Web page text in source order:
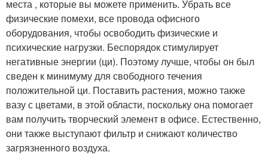
места , которые вы можете применить. Убрать все
физические помехи, все провода офисного
оборудования, чтобы освободить физические и
психические нагрузки. Беспорядок стимулирует
негативные энергии (ци). Поэтому лучше, чтобы он был
сведен к минимуму для свободного течения
положительной ци. Поставить растения, можно также
вазу с цветами, в этой области, поскольку она помогает
вам получить творческий элемент в офисе. Естественно,
они также выступают фильтр и снижают количество
загрязненного воздуха.